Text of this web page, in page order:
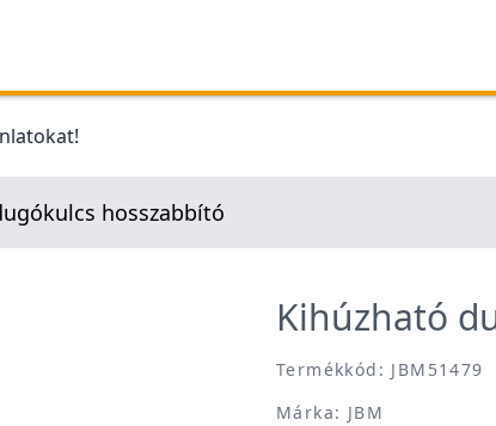
hosszabbító
Kihúzható
Termékkód: JBM51479
Márka: JBM